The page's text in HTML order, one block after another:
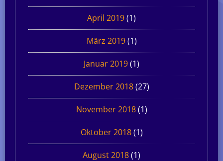
April 2019(1)
März 2019(1)
Januar 2019(1)
Dezember 2018(27)
November 2018(1)
Oktober 2018(1)
August 2018(1)